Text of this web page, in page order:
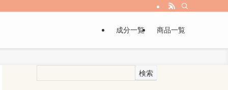
成分一覧 商品一覧
検索